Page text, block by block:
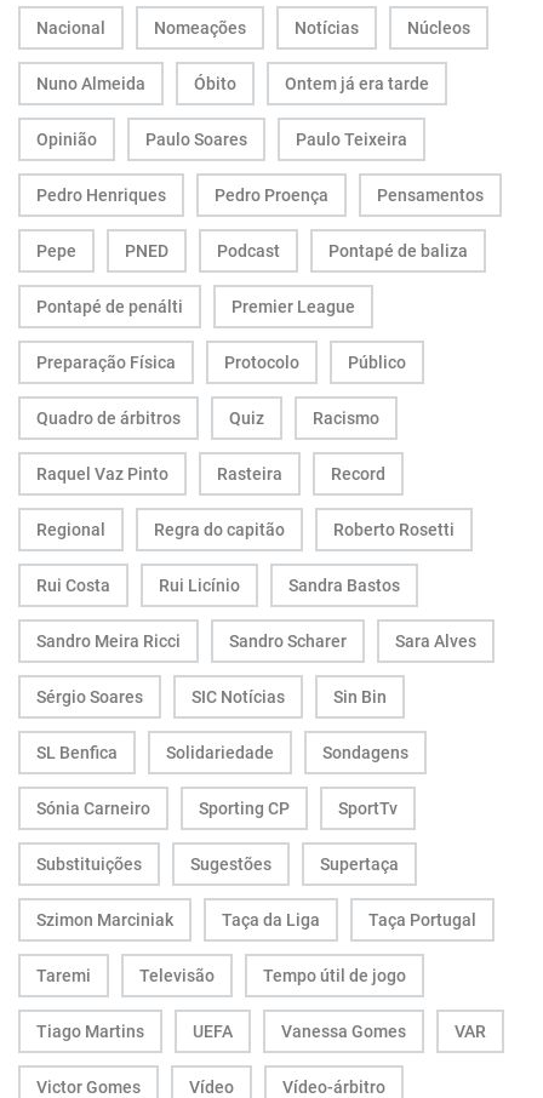
Nacional Nomeações Notícias Núcleos
Nuno Almeida Óbito Ontem já era tarde
Opinião Paulo Soares Paulo Teixeira
Pedro Henriques Pedro Proença Pensamentos
Pepe PNED Podcast Pontapé de baliza
Pontapé de penálti Premier League
Preparação Física Protocolo Público
Quadro de árbitros Quiz Racismo
Raquel Vaz Pinto Rasteira Record
Regional Regra do capitão Roberto Rosetti
Rui Costa Rui Licínio Sandra Bastos
Sandro Meira Ricci Sandro Scharer Sara Alves
Sérgio Soares SIC Notícias Sin Bin
SL Benfica Solidariedade Sondagens
Sónia Carneiro Sporting CP SportTv
Substituições Sugestões Supertaça
Szimon Marciniak Taça da Liga Taça Portugal
Taremi Televisão Tempo útil de jogo
Tiago Martins UEFA Vanessa Gomes VAR
Victor Gomes Vídeo Vídeo-árbitro